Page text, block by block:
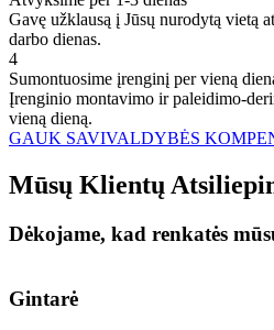
Gavę užklausą į Jūsų nurodytą vietą
darbo dienas.
4
Sumontuosime įrenginį per vieną
Įrenginio montavimo ir paleidimo-
vieną dieną.
GAUK SAVIVALDYBĖS
Mūsų Klientų
Dėkojame, kad renkatės
Gintarė